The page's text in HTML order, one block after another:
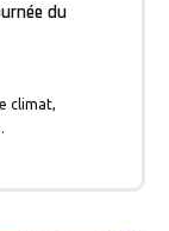
du
climat,